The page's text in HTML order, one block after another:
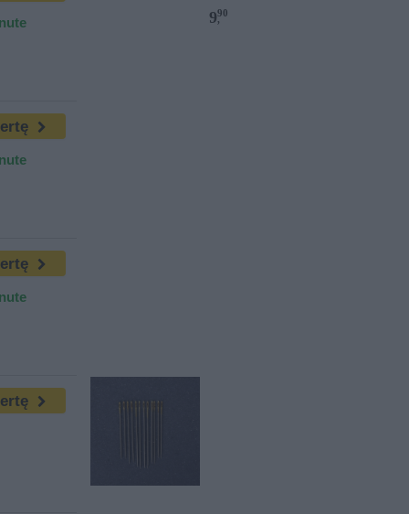
9,
90